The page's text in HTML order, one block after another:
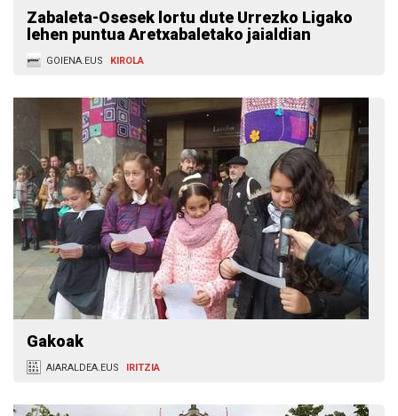
Zabaleta-Osesek lortu dute Urrezko Ligako
lehen puntua Aretxabaletako jaialdian
GOIENA.EUS KIROLA
Gakoak
AIARALDEA.EUS IRITZIA